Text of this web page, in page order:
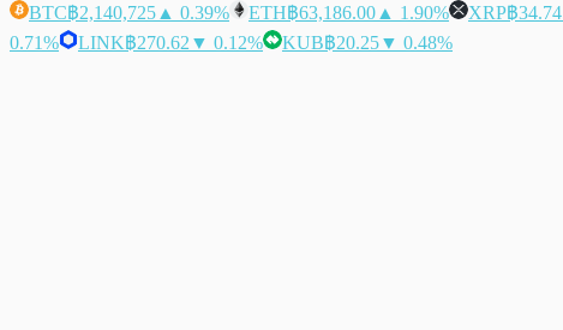
BTC฿2,140,725 ▲ 0.39% ETH฿63,186.00 ▲ 1.90% XRP฿34.74
0.71%
LINK฿270.62 ▼ 0.12% KUB฿20.25▼ 0.48%